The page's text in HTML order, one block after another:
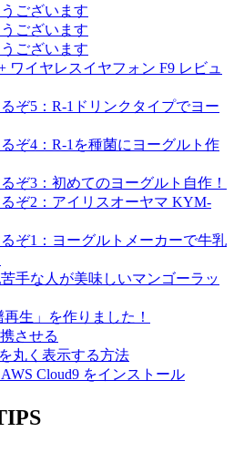
ございます
ございます
ございます
ワイヤレスイヤフォン F9 レビュ
ぞ5：R-1ドリンクタイプでヨー
ぞ4：R-1を種菌にヨーグルト作
ぞ3：初めてのヨーグルト自作！
ぞ2：アイリスオーヤマ KYM-
ぞ1：ヨーグルトメーカーで牛乳
手な人が美味しいマンゴーラッ
再生」を作りました！
させる
丸く表示する方法
AWS Cloud9 をインストール